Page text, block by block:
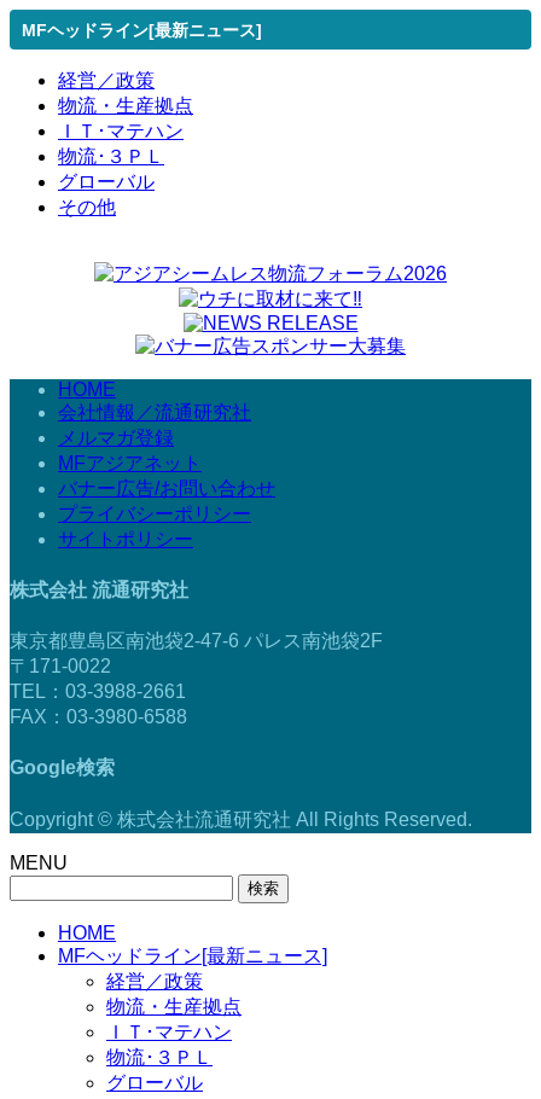
MFヘッドライン[最新ニュース]
経営／政策
物流・生産拠点
ＩＴ･マテハン
物流･３ＰＬ
グローバル
その他
HOME
会社情報／流通研究社
メルマガ登録
MFアジアネット
バナー広告/お問い合わせ
プライバシーポリシー
サイトポリシー
株式会社 流通研究社
東京都豊島区南池袋2-47-6 パレス南池袋2F
〒171-0022
TEL：03-3988-2661
FAX：03-3980-6588
Google検索
Copyright © 株式会社流通研究社 All Rights Reserved.
MENU
HOME
MFヘッドライン[最新ニュース]
経営／政策
物流・生産拠点
ＩＴ･マテハン
物流･３ＰＬ
グローバル